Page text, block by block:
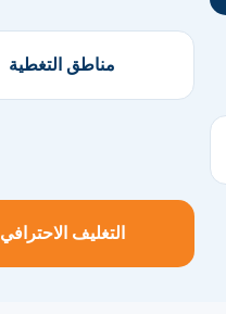
مناطق التغطية
التغليف الاحترافي